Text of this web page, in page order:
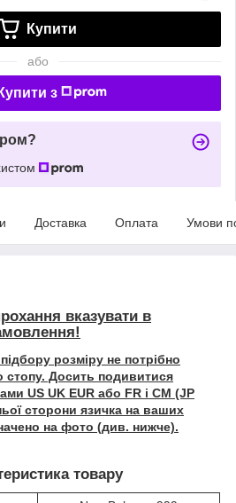
Купити
або
Купити з
Доставка Оплата Умови
вказувати в
розміру не потрібно
стопу. Досить подивитися
US UK EUR або FR і СМ (JP
сторони язичка на ваших
на фото (див. нижче).
товару